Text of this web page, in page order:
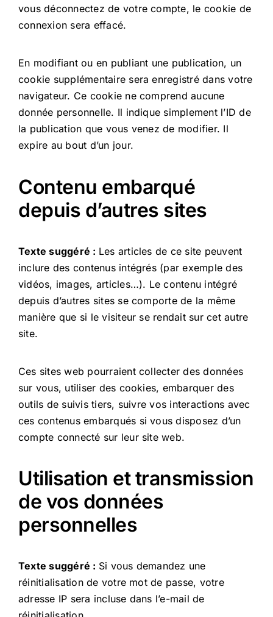
vous déconnectez de votre compte, le cookie de
connexion sera effacé.
En modifiant ou en publiant une publication, un
cookie supplémentaire sera enregistré dans votre
navigateur. Ce cookie ne comprend aucune
donnée personnelle. Il indique simplement l’ID de
la publication que vous venez de modifier. Il
expire au bout d’un jour.
Contenu embarqué
depuis d’autres sites
Texte suggéré : Les articles de ce site peuvent
inclure des contenus intégrés (par exemple des
vidéos, images, articles…). Le contenu intégré
depuis d’autres sites se comporte de la même
manière que si le visiteur se rendait sur cet autre
site.
Ces sites web pourraient collecter des données
sur vous, utiliser des cookies, embarquer des
outils de suivis tiers, suivre vos interactions avec
ces contenus embarqués si vous disposez d’un
compte connecté sur leur site web.
Utilisation et transmission
de vos données
personnelles
Texte suggéré : Si vous demandez une
réinitialisation de votre mot de passe, votre
adresse IP sera incluse dans l’e-mail de